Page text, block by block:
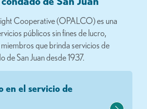
Cooperative (OPALCO) es una
públicos sin fines de lucro,
que brinda servicios de
de San Juan desde 1937.
en el servicio de